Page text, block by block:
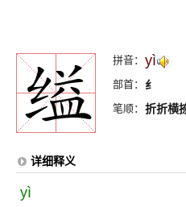
拼音： yì
部首： 纟
笔顺： 折折横
详细释义
yì